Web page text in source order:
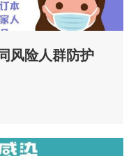
风险人群防护